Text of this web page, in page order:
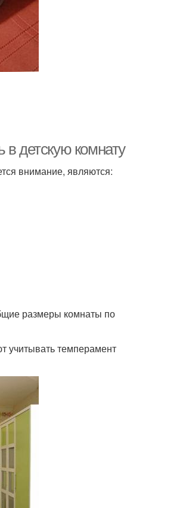
детскую комнату
внимание, являются:
размеры комнаты по
учитывать темперамент